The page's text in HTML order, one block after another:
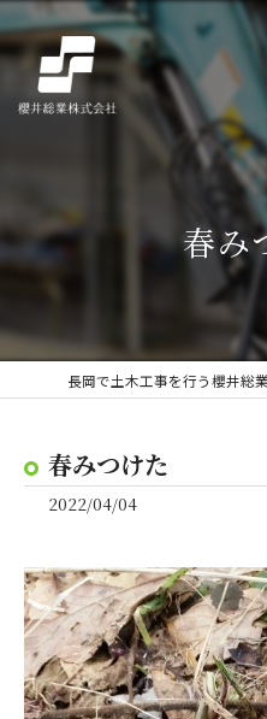
春み
長岡で土木工事を行う櫻井総
春みつけた
2022/04/04